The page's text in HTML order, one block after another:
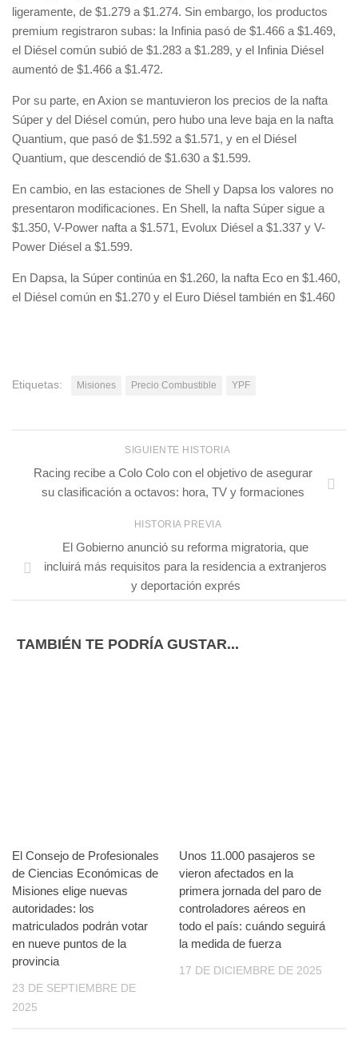
ligeramente, de $1.279 a $1.274. Sin embargo, los productos
premium registraron subas: la Infinia pasó de $1.466 a $1.469,
el Diésel común subió de $1.283 a $1.289, y el Infinia Diésel
aumentó de $1.466 a $1.472.
Por su parte, en Axion se mantuvieron los precios de la nafta
Súper y del Diésel común, pero hubo una leve baja en la nafta
Quantium, que pasó de $1.592 a $1.571, y en el Diésel
Quantium, que descendió de $1.630 a $1.599.
En cambio, en las estaciones de Shell y Dapsa los valores no
presentaron modificaciones. En Shell, la nafta Súper sigue a
$1.350, V-Power nafta a $1.571, Evolux Diésel a $1.337 y V-
Power Diésel a $1.599.
En Dapsa, la Súper continúa en $1.260, la nafta Eco en $1.460,
el Diésel común en $1.270 y el Euro Diésel también en $1.460
Etiquetas: Misiones Precio Combustible YPF
SIGUIENTE HISTORIA
Racing recibe a Colo Colo con el objetivo de asegurar
su clasificación a octavos: hora, TV y formaciones
HISTORIA PREVIA
El Gobierno anunció su reforma migratoria, que
incluirá más requisitos para la residencia a extranjeros
y deportación exprés
TAMBIÉN TE PODRÍA GUSTAR...
El Consejo de Profesionales
de Ciencias Económicas de
Misiones elige nuevas
autoridades: los
matriculados podrán votar
en nueve puntos de la
provincia
23 DE SEPTIEMBRE DE
2025
Unos 11.000 pasajeros se
vieron afectados en la
primera jornada del paro de
controladores aéreos en
todo el país: cuándo seguirá
la medida de fuerza
17 DE DICIEMBRE DE 2025